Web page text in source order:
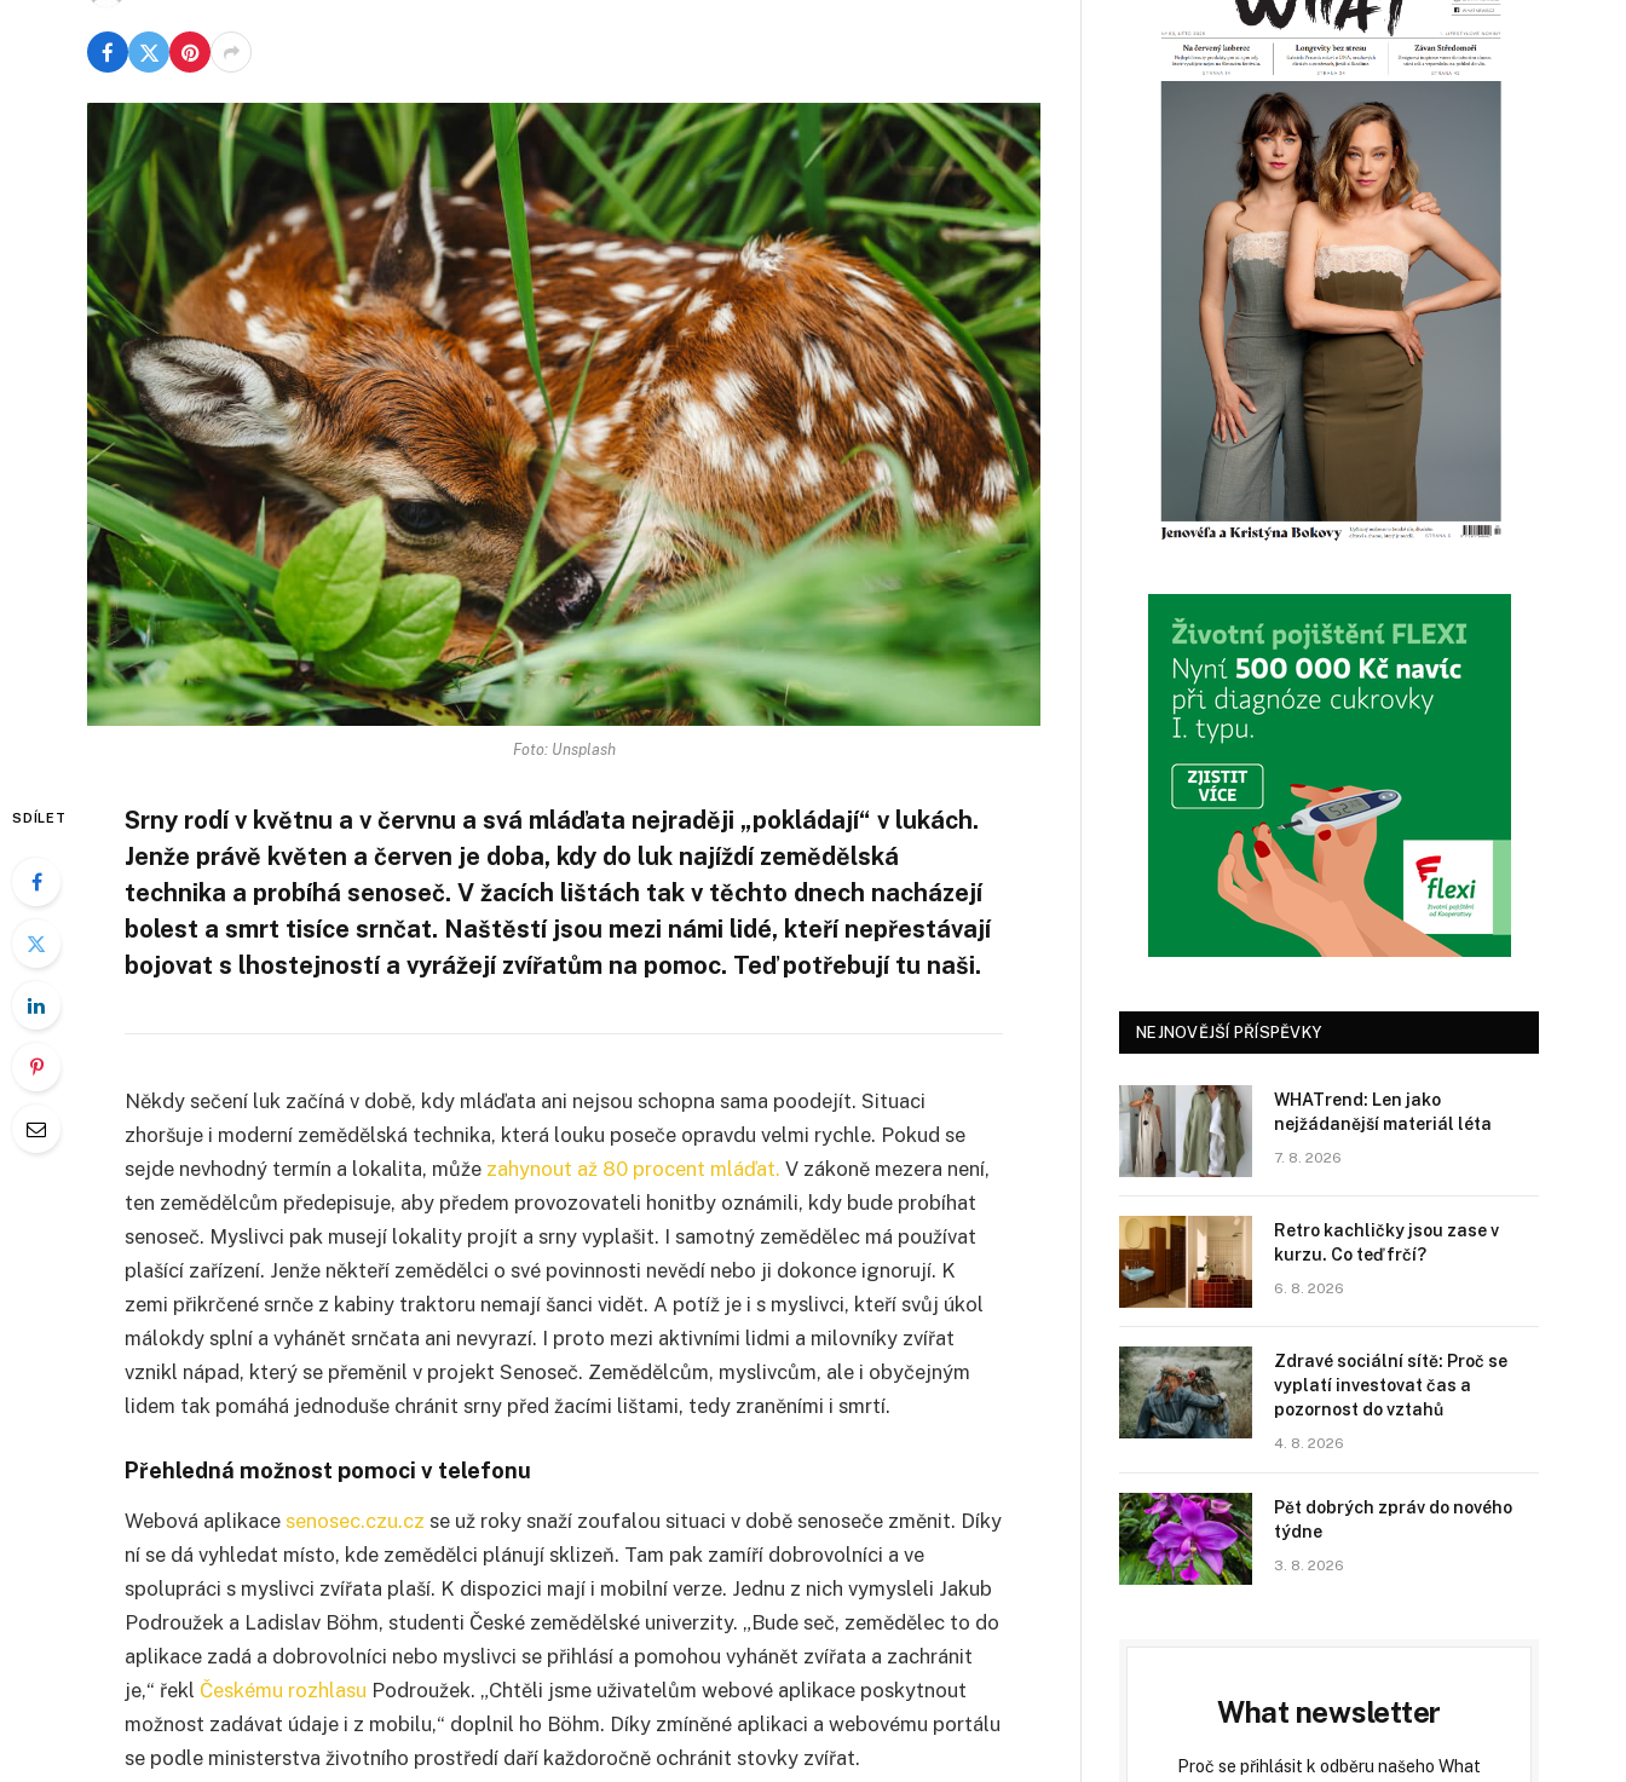
Foto: Unsplash
SDÍLET
Srny rodí v květnu a v červnu a svá mláďata nejraději „pokládají“ v lukách.
Jenže právě květen a červen je doba, kdy do luk najíždí zemědělská
technika a probíhá senoseč. V žacích lištách tak v těchto dnech nacházejí
bolest a smrt tisíce srnčat. Naštěstí jsou mezi námi lidé, kteří nepřestávají
bojovat s lhostejností a vyrážejí zvířatům na pomoc. Teď potřebují tu naši.
Někdy sečení luk začíná v době, kdy mláďata ani nejsou schopna sama poodejít. Situaci
zhoršuje i moderní zemědělská technika, která louku poseče opravdu velmi rychle. Pokud se
sejde nevhodný termín a lokalita, může zahynout až 80 procent mláďat. V zákoně mezera není,
ten zemědělcům předepisuje, aby předem provozovateli honitby oznámili, kdy bude probíhat
senoseč. Myslivci pak musejí lokality projít a srny vyplašit. I samotný zemědělec má používat
plašící zařízení. Jenže někteří zemědělci o své povinnosti nevědí nebo ji dokonce ignorují. K
zemi přikrčené srnče z kabiny traktoru nemají šanci vidět. A potíž je i s myslivci, kteří svůj úkol
málokdy splní a vyhánět srnčata ani nevyrazí. I proto mezi aktivními lidmi a milovníky zvířat
vznikl nápad, který se přeměnil v projekt Senoseč. Zemědělcům, myslivcům, ale i obyčejným
lidem tak pomáhá jednoduše chránit srny před žacími lištami, tedy zraněními i smrtí.
Přehledná možnost pomoci v telefonu
Webová aplikace senosec.czu.cz se už roky snaží zoufalou situaci v době senoseče změnit. Díky
ní se dá vyhledat místo, kde zemědělci plánují sklizeň. Tam pak zamíří dobrovolníci a ve
spolupráci s myslivci zvířata plaší. K dispozici mají i mobilní verze. Jednu z nich vymysleli Jakub
Podroužek a Ladislav Böhm, studenti České zemědělské univerzity. „Bude seč, zemědělec to do
aplikace zadá a dobrovolníci nebo myslivci se přihlásí a pomohou vyhánět zvířata a zachránit
je,“ řekl Českému rozhlasu Podroužek. „Chtěli jsme uživatelům webové aplikace poskytnout
možnost zadávat údaje i z mobilu,“ doplnil ho Böhm. Díky zmíněné aplikaci a webovému portálu
se podle ministerstva životního prostředí daří každoročně ochránit stovky zvířat.
NEJNOVĚJŠÍ PŘÍSPĚVKY
WHATrend: Len jako
nejžádanější materiál léta
7. 8. 2026
Retro kachličky jsou zase v
kurzu. Co teď frčí?
6. 8. 2026
Zdravé sociální sítě: Proč se
vyplatí investovat čas a
pozornost do vztahů
4. 8. 2026
Pět dobrých zpráv do nového
týdne
3. 8. 2026
What newsletter
Proč se přihlásit k odběru našeho What